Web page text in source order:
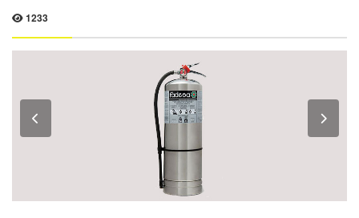
1233